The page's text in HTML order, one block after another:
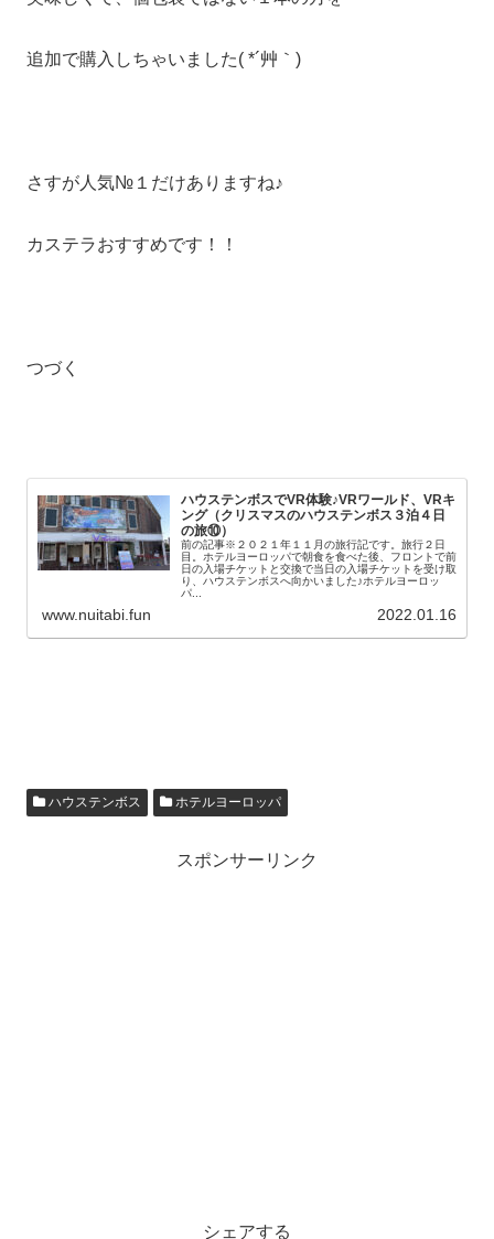
追加で購入しちゃいました( *´艸｀)
さすが人気№１だけありますね♪
カステラおすすめです！！
つづく
ハウステンボスでVR体験♪VRワールド、VRキ
ング（クリスマスのハウステンボス３泊４日
の旅⑩）
前の記事※２０２１年１１月の旅行記です。旅行２日
目。ホテルヨーロッパで朝食を食べた後、フロントで前
日の入場チケットと交換で当日の入場チケットを受け取
り、ハウステンボスへ向かいました♪ホテルヨーロッ
パ...
www.nuitabi.fun 2022.01.16
ハウステンボス ホテルヨーロッパ
スポンサーリンク
シェアする